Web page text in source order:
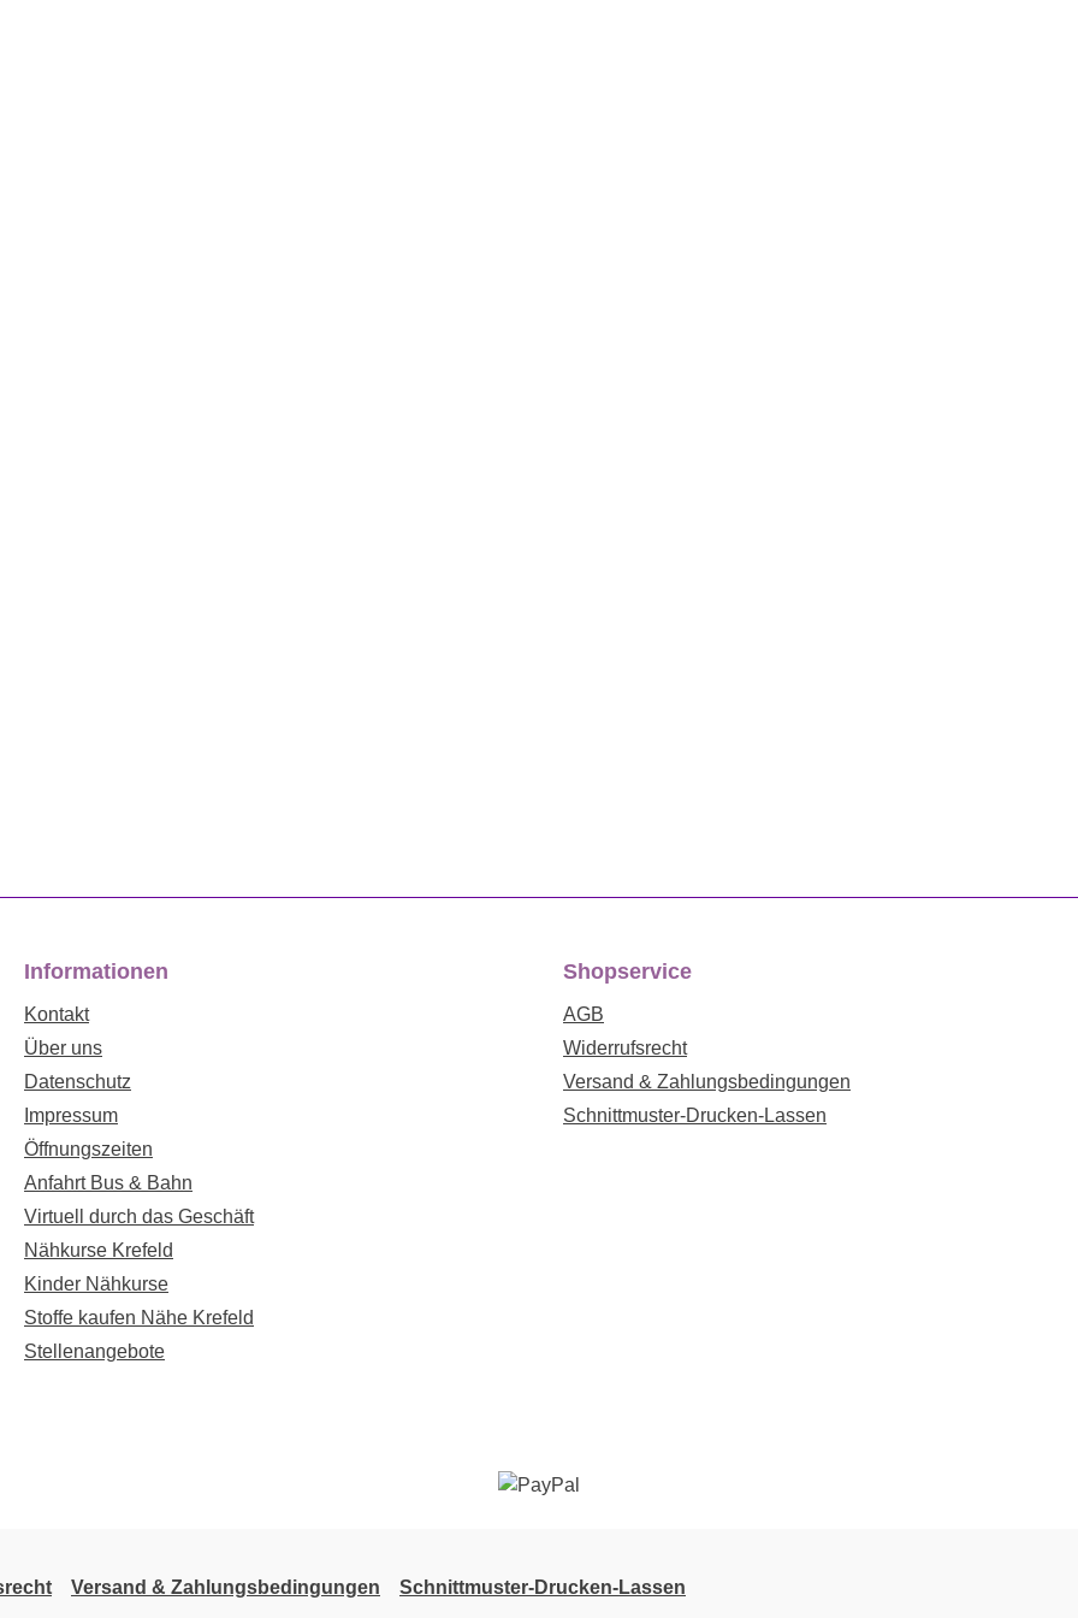
Informationen
Kontakt
Über uns
Datenschutz
Impressum
Öffnungszeiten
Anfahrt Bus & Bahn
Virtuell durch das Geschäft
Nähkurse Krefeld
Kinder Nähkurse
Stoffe kaufen Nähe Krefeld
Stellenangebote
Shopservice
AGB
Widerrufsrecht
Versand & Zahlungsbedingungen
Schnittmuster-Drucken-Lassen
Versand & Zahlungsbedingungen Schnittmuster-Drucken-Lassen